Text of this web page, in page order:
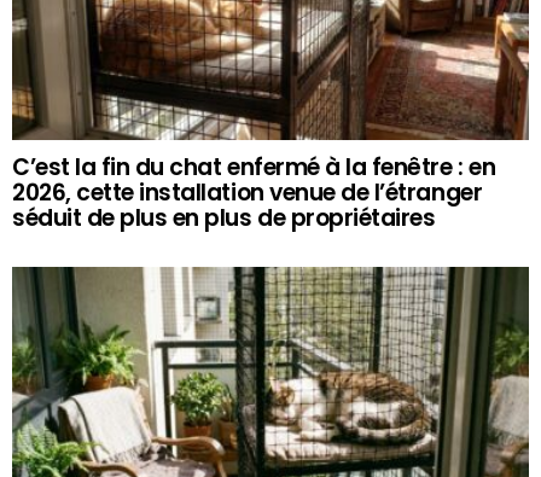
C’est la fin du chat enfermé à la fenêtre : en
2026, cette installation venue de l’étranger
séduit de plus en plus de propriétaires